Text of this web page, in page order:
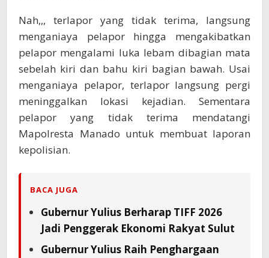
Nah,,, terlapor yang tidak terima, langsung
menganiaya pelapor hingga mengakibatkan
pelapor mengalami luka lebam dibagian mata
sebelah kiri dan bahu kiri bagian bawah. Usai
menganiaya pelapor, terlapor langsung pergi
meninggalkan lokasi kejadian. Sementara
pelapor yang tidak terima mendatangi
Mapolresta Manado untuk membuat laporan
kepolisian.
BACA JUGA
Gubernur Yulius Berharap TIFF 2026
Jadi Penggerak Ekonomi Rakyat Sulut
Gubernur Yulius Raih Penghargaan